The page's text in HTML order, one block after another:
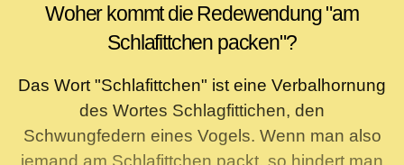
Woher kommt die Redewendung "am
Schlafittchen packen"?
Das Wort "Schlafittchen" ist eine Verbalhornung
des Wortes Schlagfittichen, den
Schwungfedern eines Vogels. Wenn man also
jemand am Schlafittchen packt, so hindert man